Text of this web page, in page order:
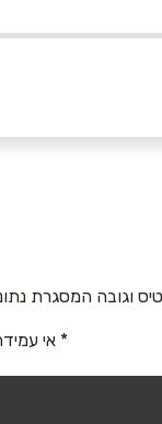
אתא.
וגובה המסגרת
* אי